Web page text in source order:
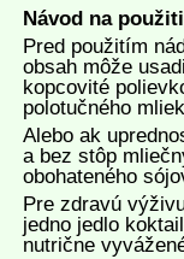
Návod na
Pred použitím
obsah môže
kopcovité
polotučného
Alebo ak
a bez stôp
obohateného
Pre zdravú
jedno jedlo
nutrične